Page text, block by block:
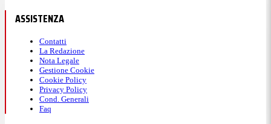
ASSISTENZA
Contatti
La Redazione
Nota Legale
Gestione Cookie
Cookie Policy
Privacy Policy
Cond. Generali
Faq